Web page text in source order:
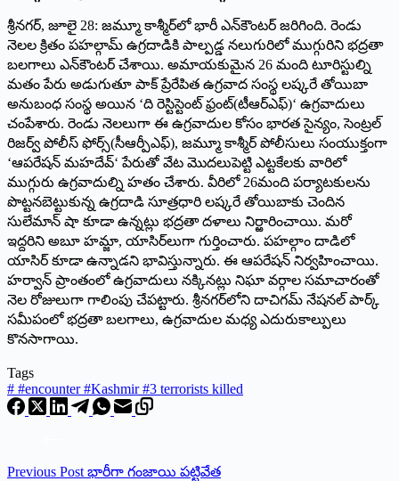
శ్రీనగర్‌, జూలై 28: జమ్మూ కాశ్మీర్‌లో భారీ ఎన్‌కౌంటర్‌ జరిగింది. రెండు
నెలల క్రితం పహల్గామ్‌ ఉగ్రదాడికి పాల్పడ్డ నలుగురిలో ముగ్గురిని భద్రతా
బలగాలు ఎన్‌కౌంటర్‌ చేశాయి. అమాయకుమైన 26 మంది టూరిస్టుల్ని
మతం పేరు అడుగుతూ పాక్‌ ప్రేరేపిత ఉగ్రవాద సంస్థ లష్కరే తోయిబా
అనుబంధ సంస్థ అయిన ‘ది రెస్టిస్టెంట్‌ ఫ్రంట్‌(టీఆర్‌ఎఫ్‌)‘ ఉగ్రవాదులు
చంపేశారు. రెండు నెలలుగా ఈ ఉగ్రవాదుల కోసం భారత సైన్యం, సెంట్రల్‌
రిజర్వ్‌ పోలీస్‌ ఫోర్స్‌(సీఆర్పీఎఫ్‌), జమ్మూ కాశ్మీర్‌ పోలీసులు సంయుక్తంగా
‘ఆపరేషన్‌ మహదేవ్‌‘ పేరుతో వేట మొదలుపెట్టి ఎట్టకేలకు వారిలో
ముగ్గురు ఉగ్రవాదుల్ని హతం చేశారు. వీరిలో 26మంది పర్యాటకులను
పొట్టనబెట్టుకున్న ఉగ్రదాడి సూత్రధారి లష్కరే తోయిబాకు చెందిన
సులేమాన్‌ షా కూడా ఉన్నట్లు భద్రతా దళాలు నిర్ఱారించాయి. మరో
ఇద్దరిని అబూ హమ్జా, యాసిర్‌లుగా గుర్తించారు. పహల్గాం దాడిలో
యాసిర్‌ కూడా ఉన్నాడని భావిస్తున్నారు. ఈ ఆపరేషన్‌ నిర్వహించాయి.
హర్వాన్‌ ప్రాంతంలో ఉగ్రవాదులు నక్కినట్లు నిఘా వర్గాల సమాచారంతో
నెల రోజులుగా గాలింపు చేపట్టారు. శ్రీనగర్‌లోని దాచిగమ్‌ నేషనల్‌ పార్క్‌
సమీపంలో భద్రతా బలగాలు, ఉగ్రవాదుల మధ్య ఎదురుకాల్పులు
కొనసాగాయి.
Tags
# #encounter #Kashmir #3 terrorists killed
Previous Post భారీగా గంజాయి పట్టివేత